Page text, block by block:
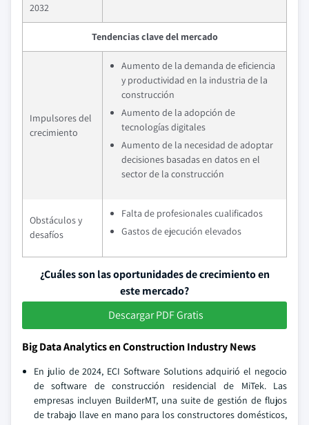
2032
Tendencias clave del mercado
Impulsores del
crecimiento
Aumento de la demanda de eficiencia
y productividad en la industria de la
construcción
Aumento de la adopción de
tecnologías digitales
Aumento de la necesidad de adoptar
decisiones basadas en datos en el
sector de la construcción
Obstáculos y
desafíos
Falta de profesionales cualificados
Gastos de ejecución elevados
¿Cuáles son las oportunidades de crecimiento en
este mercado?
Descargar PDF Gratis
Big Data Analytics en Construction Industry News
En julio de 2024, ECI Software Solutions adquirió el negocio
de software de construcción residencial de MiTek. Las
empresas incluyen BuilderMT, una suite de gestión de flujos
de trabajo llave en mano para los constructores domésticos,